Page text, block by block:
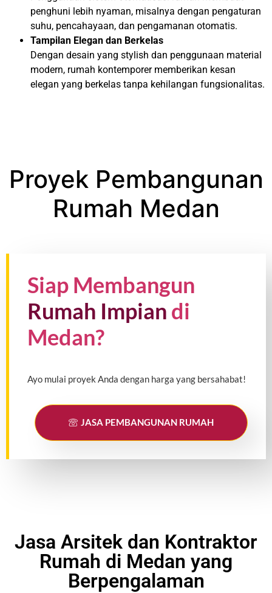
penghuni lebih nyaman, misalnya dengan pengaturan
suhu, pencahayaan, dan pengamanan otomatis.
Tampilan Elegan dan Berkelas
Dengan desain yang stylish dan penggunaan material
modern, rumah kontemporer memberikan kesan
elegan yang berkelas tanpa kehilangan fungsionalitas.
Proyek Pembangunan
Rumah Medan
Siap Membangun
Rumah Impian di
Medan?
Ayo mulai proyek Anda dengan harga yang bersahabat!
JASA PEMBANGUNAN RUMAH
Jasa Arsitek dan Kontraktor
Rumah di Medan yang
Berpengalaman